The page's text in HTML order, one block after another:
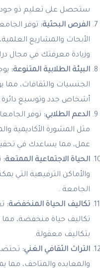
ستحصل على تعليم ذو
الفرص البحثية: توفر
الأبحاث والمشاريع
وزيادة معرفتك في مجال
البيئة الطلابية المتنوعة:
الجنسيات والثقافات،
أشخاص جدد وتوسيع
الدعم الطلابي: توفر
مثل المشورة الأكاديمية
عمل، مما يساعدك في
الحياة الاجتماعية الممتعة:
والأماكن الترفيهية التي
الجامعة .
تكاليف الحياة المنخفضة:
تكاليف حياة منخفضة،
بتكاليف معقولة.
التراث الثقافي الغني: تحتضن
والمعابده والمتاحف،